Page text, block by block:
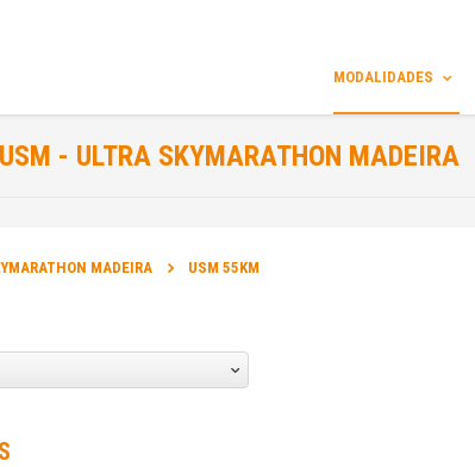
MODALIDADES
USM - ULTRA SKYMARATHON MADEIRA
MADEIRA USM 55KM